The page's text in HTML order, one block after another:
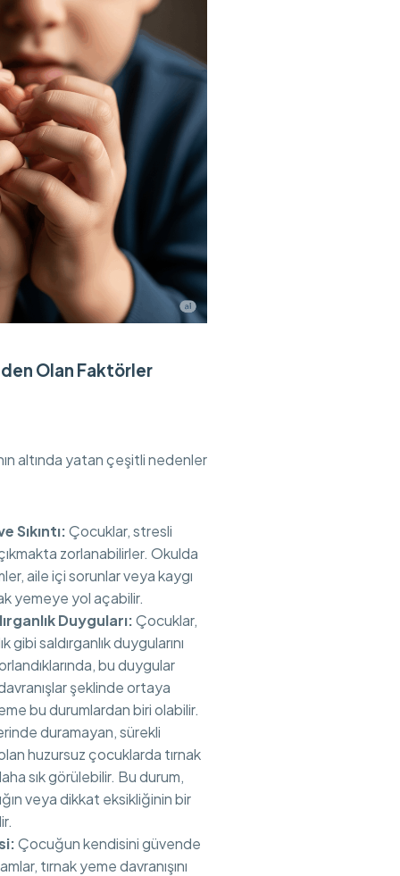
Olan Faktörler
altında yatan çeşitli nedenler
Sıkıntı:Çocuklar, stresli
zorlanabilirler. Okulda
aile içi sorunlar veya kaygı
yemeye yol açabilir.
Duyguları:Çocuklar,
gibi saldırganlık duygularını
bu duygular
şeklinde ortaya
bu durumlardan biri olabilir.
duramayan, sürekli
huzursuz çocuklarda tırnak
sık görülebilir. Bu durum,
veya dikkat eksikliğinin bir
Çocuğun kendisini güvende
tırnak yeme davranışını